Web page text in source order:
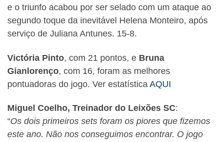
e o triunfo acabou por ser selado com um ataque ao
segundo toque da inevitável Helena Monteiro, após
serviço de Juliana Antunes. 15-8.
Victória Pinto, com 21 pontos, e Bruna
Gianlorenço, com 16, foram as melhores
pontuadoras do jogo. Ver estatística AQUI
Miguel Coelho, Treinador do Leixões SC:
“Os dois primeiros sets foram os piores que fizemos
este ano. Não nos conseguimos encontrar. O jogo